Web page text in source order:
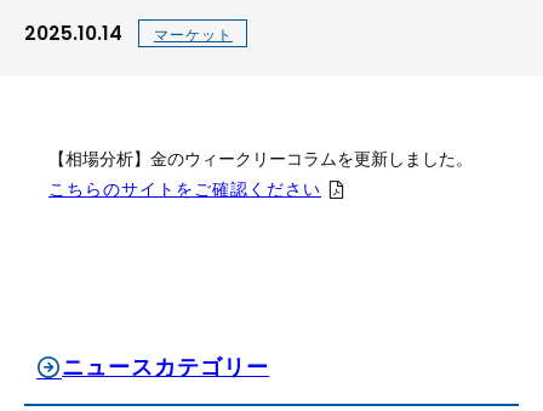
2025.10.14 マーケット
【相場分析】金のウィークリーコラムを更新しました。
こちらのサイトをご確認ください
ニュースカテゴリー